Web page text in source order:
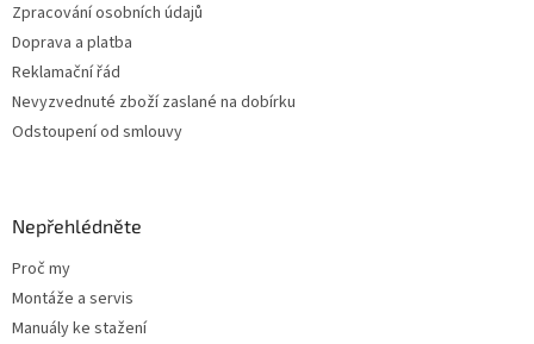
Zpracování osobních údajů
Doprava a platba
Reklamační řád
Nevyzvednuté zboží zaslané na dobírku
Odstoupení od smlouvy
Nepřehlédněte
Proč my
Montáže a servis
Manuály ke stažení